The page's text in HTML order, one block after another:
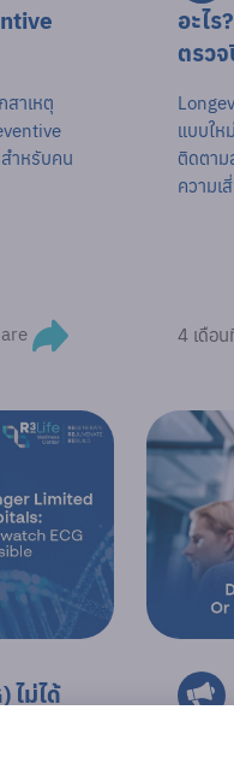
สาเหตุ
ำหรับคน
อะไ
ตรว
แบบให
ติดตาม
ความเ
4 เดือ
ไม่ได้